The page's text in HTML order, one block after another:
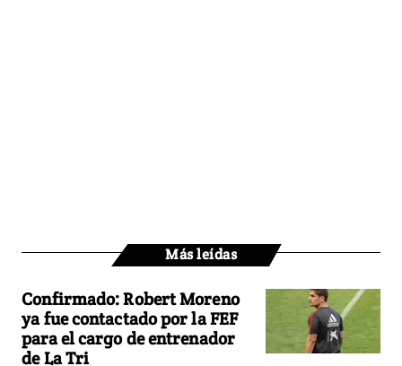
Más leídas
Confirmado: Robert Moreno
ya fue contactado por la FEF
para el cargo de entrenador
de La Tri